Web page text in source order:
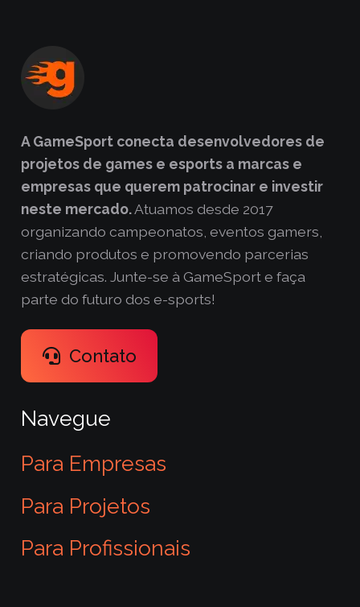
A GameSport conecta desenvolvedores de
projetos de games e esports a marcas e
empresas que querem patrocinar e investir
neste mercado.Atuamos desde 2017
organizando campeonatos, eventos gamers,
criando produtos e promovendo parcerias
estratégicas. Junte-se à GameSport e faça
parte do futuro dos e-sports!
Contato
Navegue
Para Empresas
Para Projetos
Para Profissionais